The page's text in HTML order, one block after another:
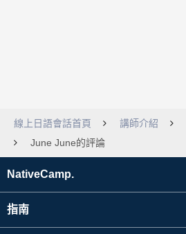
線上日語會話首頁 講師介紹
June June的評論
NativeCamp.
指南